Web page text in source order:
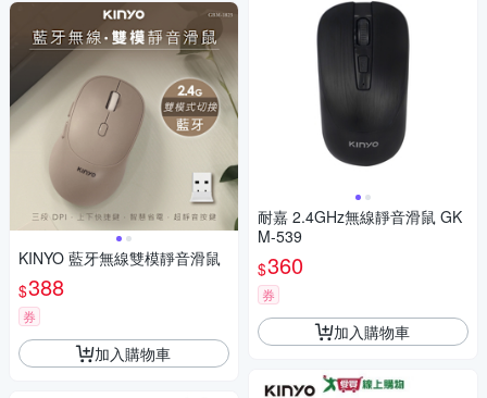
KINYO 藍牙無線雙模靜音滑鼠
$388
券
加入購物車
耐嘉 2.4GHz無線靜音滑鼠 GK
M-539
$360
券
加入購物車